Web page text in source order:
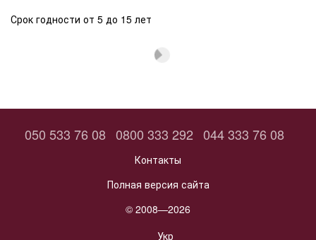
Срок годности от 5 до 15 лет
050 533 76 08 0800 333 292 044 333 76 08
Контакты
Полная версия сайта
© 2008—2026
Укр